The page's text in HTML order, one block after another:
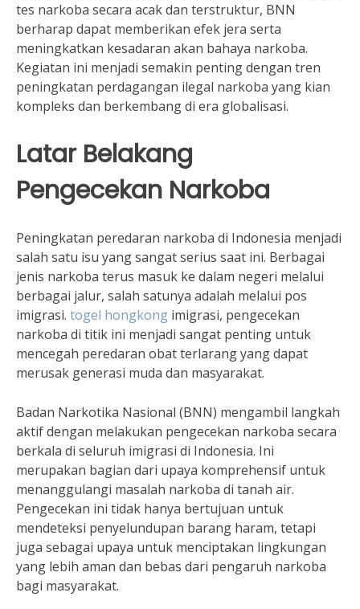
tes narkoba secara acak dan terstruktur, BNN
berharap dapat memberikan efek jera serta
meningkatkan kesadaran akan bahaya narkoba.
Kegiatan ini menjadi semakin penting dengan tren
peningkatan perdagangan ilegal narkoba yang kian
kompleks dan berkembang di era globalisasi.
Latar Belakang
Pengecekan Narkoba
Peningkatan peredaran narkoba di Indonesia menjadi
salah satu isu yang sangat serius saat ini. Berbagai
jenis narkoba terus masuk ke dalam negeri melalui
berbagai jalur, salah satunya adalah melalui pos
imigrasi. togel hongkong imigrasi, pengecekan
narkoba di titik ini menjadi sangat penting untuk
mencegah peredaran obat terlarang yang dapat
merusak generasi muda dan masyarakat.
Badan Narkotika Nasional (BNN) mengambil langkah
aktif dengan melakukan pengecekan narkoba secara
berkala di seluruh imigrasi di Indonesia. Ini
merupakan bagian dari upaya komprehensif untuk
menanggulangi masalah narkoba di tanah air.
Pengecekan ini tidak hanya bertujuan untuk
mendeteksi penyelundupan barang haram, tetapi
juga sebagai upaya untuk menciptakan lingkungan
yang lebih aman dan bebas dari pengaruh narkoba
bagi masyarakat.